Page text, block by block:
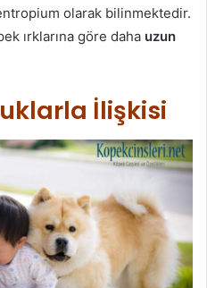
olarak bilinmektedir.
ırklarına göre daha uzun
İlişkisi